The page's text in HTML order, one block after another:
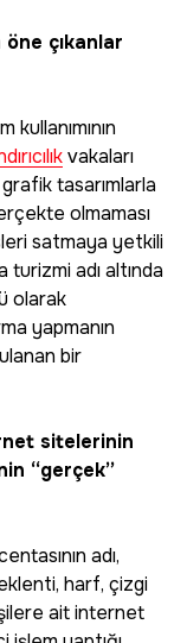
öne çıkanlar
vakaları
tasarımlarla
olmaması
satmaya yetkili
turizmi adı altında
olarak
yapmanın
bir
sitelerinin
“gerçek”
adı,
harf, çizgi
ait internet